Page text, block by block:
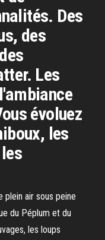
Des
des
Les
évoluez
les
air sous peine
du Péplum et du
les loups